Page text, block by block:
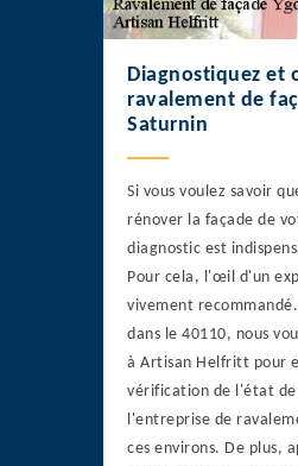
Diagnostiquez et
ravalement de
Saturnin
Si vous voulez savoir
rénover la façade de
diagnostic est
Pour cela, l'œil d'un
vivement
dans le 40110, nous
à Artisan Helfritt pour
vérification de l'état
l'entreprise de
ces environs. De plus,